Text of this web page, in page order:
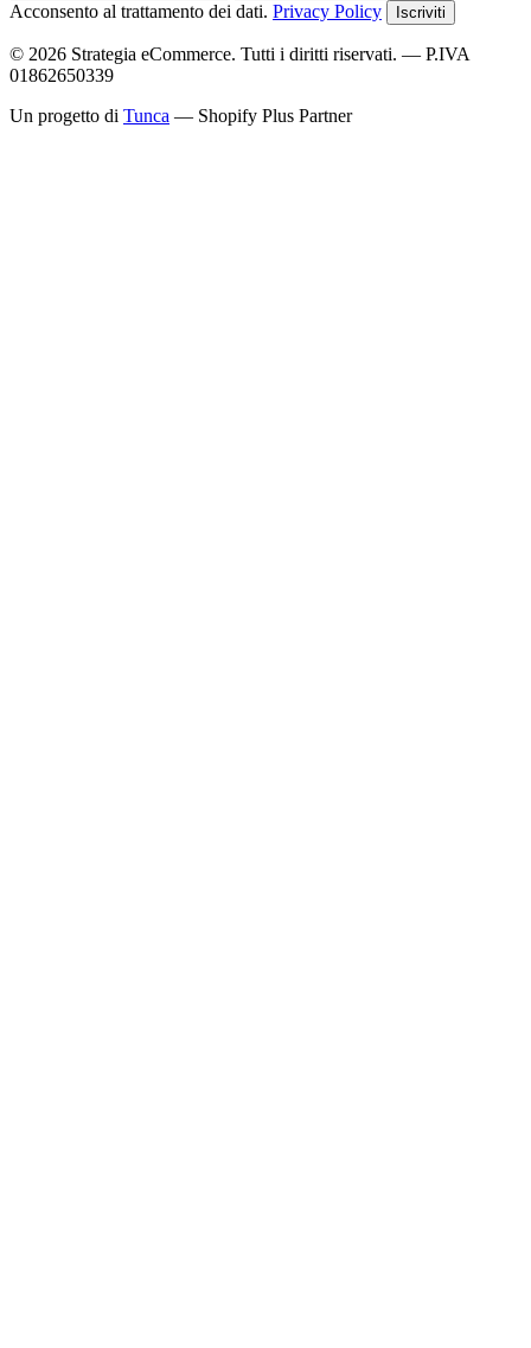
Acconsento al trattamento dei dati. Privacy Policy Iscriviti
© 2026 Strategia eCommerce. Tutti i diritti riservati. — P.IVA
01862650339
Un progetto di Tunca — Shopify Plus Partner